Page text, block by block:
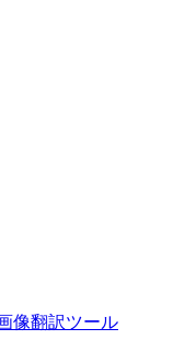
像翻訳ツール